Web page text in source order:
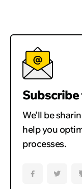
We'll be
help you
processes.